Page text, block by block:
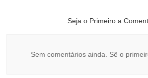
Seja o Primeiro a
Sem comentários ainda. Sê o